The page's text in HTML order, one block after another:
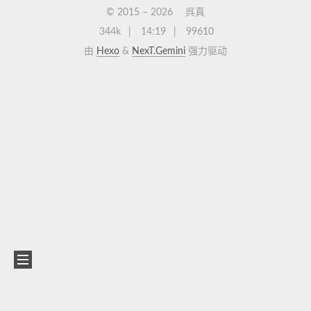
© 2015 – 2026
呉真
344k
14:19
99610
由 Hexo & NexT.Gemini 强力驱动